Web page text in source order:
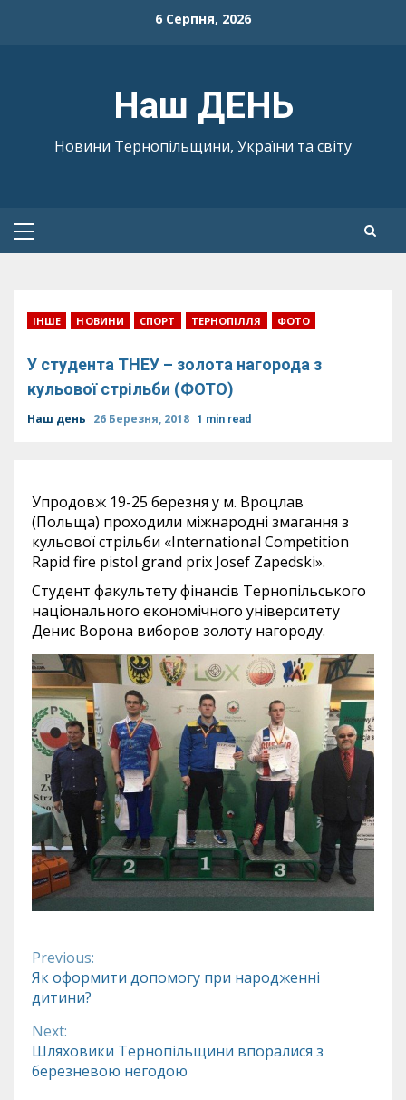
6 Серпня, 2026
Наш ДЕНЬ
Новини Тернопільщини, України та світу
Primary
ІНШЕ НОВИНИ СПОРТ ТЕРНОПІЛЛЯ ФОТО
У студента ТНЕУ – золота нагорода з
кульової стрільби (ФОТО)
Наш день 26 Березня, 2018 1 min read
Упродовж 19-25 березня у м. Вроцлав
(Польща) проходили міжнародні змагання з
кульової стрільби «International Competition
Rapid fire pistol grand prix Josef Zapedski».
Студент факультету фінансів Тернопільського
національного економічного університету
Денис Ворона виборов золоту нагороду.
Continue
Reading
Previous:
Як оформити допомогу при народженні
дитини?
Next:
Шляховики Тернопільщини впоралися з
березневою негодою